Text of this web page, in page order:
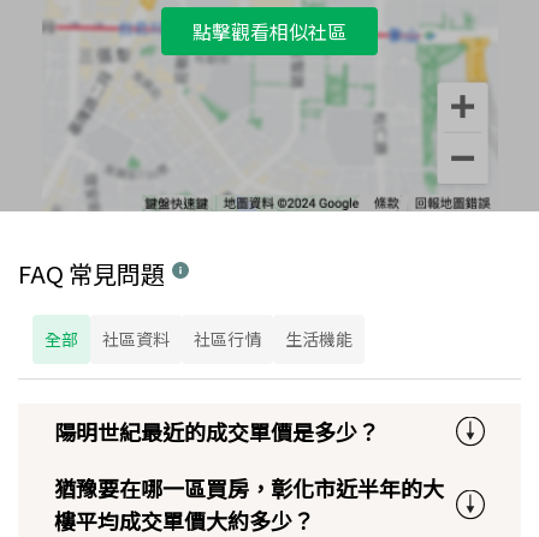
點擊觀看相似社區
FAQ 常見問題
全部 社區資料 社區行情 生活機能
陽明世紀最近的成交單價是多少？
猶豫要在哪一區買房，彰化市近半年的大
樓平均成交單價大約多少？